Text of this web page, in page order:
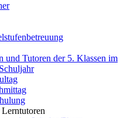
und Tutoren der 5. Klassen im